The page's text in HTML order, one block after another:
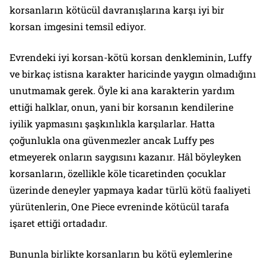
korsanların kötücül davranışlarına karşı iyi bir
korsan imgesini temsil ediyor.
Evrendeki iyi korsan-kötü korsan denkleminin, Luffy
ve birkaç istisna karakter haricinde yaygın olmadığını
unutmamak gerek. Öyle ki ana karakterin yardım
ettiği halklar, onun, yani bir korsanın kendilerine
iyilik yapmasını şaşkınlıkla karşılarlar. Hatta
çoğunlukla ona güvenmezler ancak Luffy pes
etmeyerek onların saygısını kazanır. Hâl böyleyken
korsanların, özellikle köle ticaretinden çocuklar
üzerinde deneyler yapmaya kadar türlü kötü faaliyeti
yürütenlerin, One Piece evreninde kötücül tarafa
işaret ettiği ortadadır.
Bununla birlikte korsanların bu kötü eylemlerine